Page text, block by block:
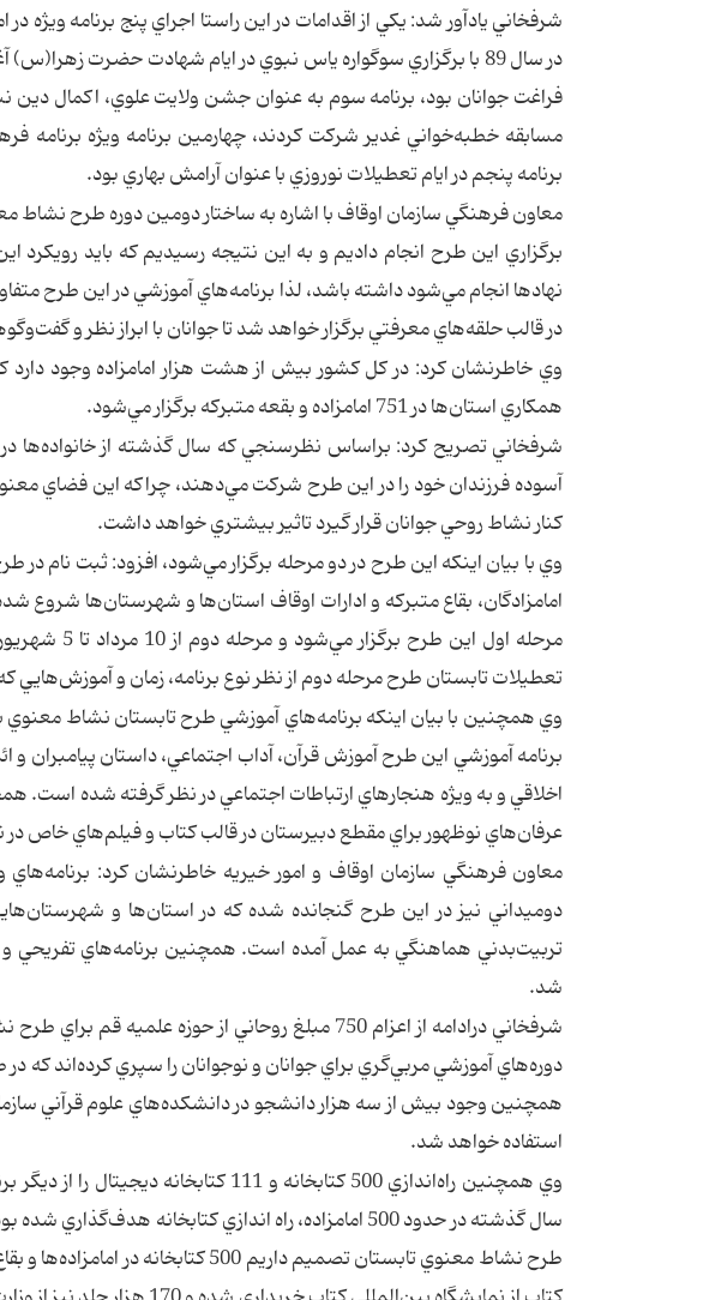
شرفخاني يادآور شد: يكي از اقدامات در اين راستا اجراي پنج برنامه ويژه
در سال 89 با برگزاري سوگواره ياس نبوي در ايام شهادت حضرت
فراغت جوانان بود، برنامه سوم به عنوان جشن ولايت علوي، اكمال دين
مسابقه خطبه‌خواني غدير شركت كردند، چهارمين برنامه ويژه برنامه
برنامه پنجم در ايام تعطيلات نوروزي با عنوان آرامش بهاري بود.
معاون فرهنگي سازمان اوقاف با اشاره به ساختار دومين دوره طرح
برگزاري اين طرح انجام داديم و به اين نتيجه رسيديم كه بايد رويكرد
نهادها انجام مي‌شود داشته باشد، لذا برنامه‌هاي آموزشي در اين طرح
در قالب حلقه‌هاي معرفتي برگزار خواهد شد تا جوانان با ابراز نظر و
وي خاطرنشان كرد: در كل كشور بيش از هشت هزار امامزاده وجود
همكاري استان‌ها در 751 امامزاده و بقعه متبركه برگزار مي‌شود.
شرفخاني تصريح كرد: براساس نظرسنجي كه سال گذشته از خانواده‌ها در
آسوده فرزندان خود را در اين طرح شركت مي‌دهند، چراكه اين فضاي
كنار نشاط روحي جوانان قرار گيرد تاثير بيشتري خواهد داشت.
مرحله اول
تعطيلات تابستان طرح مرحله دوم از نظر نوع برنامه، زمان و آموزش‌هايي
برنامه آموزشي اين طرح آموزش قرآن،‌ آداب اجتماعي، داستان پيامبران
اخلاقي و به ويژه هنجارهاي ارتباطات اجتماعي در نظر گرفته شده
عرفان‌هاي نوظهور براي مقطع دبيرستان در قالب كتاب و فيلم‌هاي خاص
معاون فرهنگي سازمان اوقاف و امور خيريه خاطرنشان كرد: برنامه‌هاي
دو‌ميداني نيز در اين طرح گنجانده شده كه در استان‌ها و شهرستان‌هايي
تربيت‌بدني هماهنگي به عمل آمده است. همچنين برنامه‌هاي تفريحي و
شد.
شرفخاني درادامه از اعزام 750 مبلغ روحاني از حوزه
دوره‌هاي آموزشي مربي‌گري براي جوانان و نوجوانان را سپري كرده‌اند كه
همچنين وجود بيش از سه هزار دانشجو در دانشكده‌هاي علوم قرآني
استفاده خواهد شد.
وي همچنين راه‌اندازي 500 كتابخانه و 111